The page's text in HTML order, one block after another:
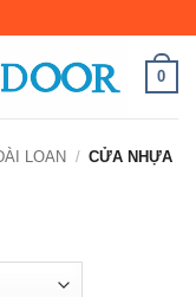
0
LOAN / CỬA NHỰA